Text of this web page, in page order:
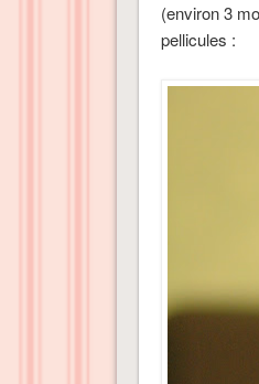
(environ 3
pellicules :